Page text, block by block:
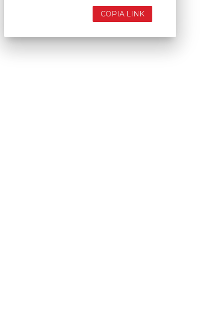
COPIA LINK